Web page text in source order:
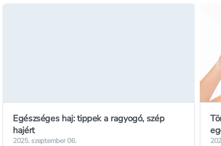
Egészséges haj: tippek a ragyogó, szép
hajért
2025. szeptember 06.